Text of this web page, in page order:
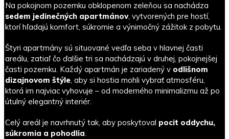
Na pokojnom pozemku obklopenom zeleňou sa nachádza
sedem jedinečných apartmánov, vytvorených pre hostí,
ktorí hľadajú komfort, súkromie a výnimočný zážitok z pobytu.
Štyri apartmány sú situované vedľa seba v hlavnej časti
areálu, zatiaľ čo ďalšie tri sa nachádzajú v druhej, pokojnejšej
časti pozemku. Každý apartmán je zariadený v odlišnom
dizajnovom štýle, aby si hostia mohli vybrať atmosféru,
ktorá im najviac vyhovuje – od moderného minimalizmu až po
útulný elegantný interiér.
Celý areál je navrhnutý tak, aby poskytoval pocit oddychu,
súkromia a pohodlia.